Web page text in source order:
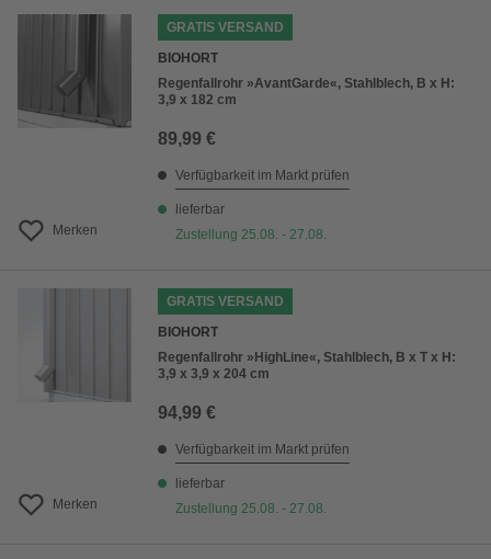
Merken
GRATIS VERSAND
BIOHORT
Regenfallrohr »AvantGarde«, Stahlblech, B x H:
3,9 x 182 cm
89,99 €
Verfügbarkeit im Markt prüfen
lieferbar
Zustellung 25.08. - 27.08.
Merken
GRATIS VERSAND
BIOHORT
Regenfallrohr »HighLine«, Stahlblech, B x T x H:
3,9 x 3,9 x 204 cm
94,99 €
Verfügbarkeit im Markt prüfen
lieferbar
Zustellung 25.08. - 27.08.